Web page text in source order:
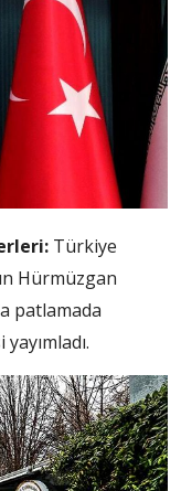
Türkiye
Hürmüzgan
patlamada